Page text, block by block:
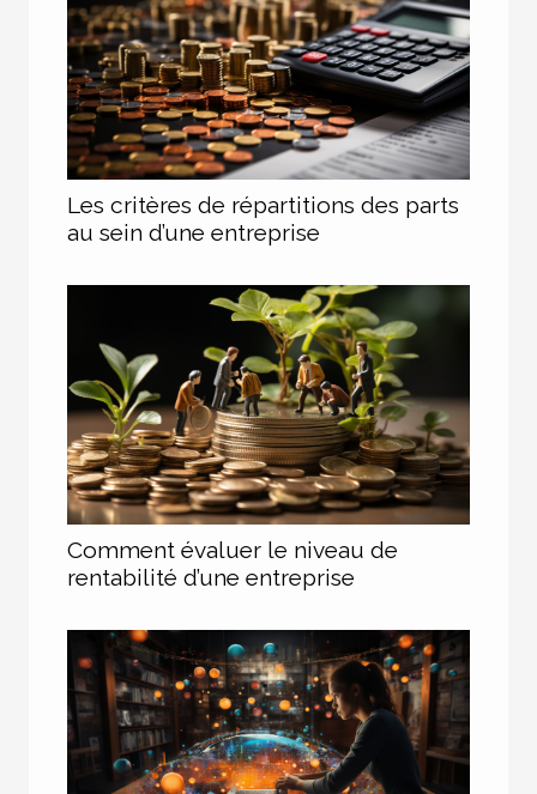
Les critères de répartitions des parts
au sein d’une entreprise
Comment évaluer le niveau de
rentabilité d’une entreprise